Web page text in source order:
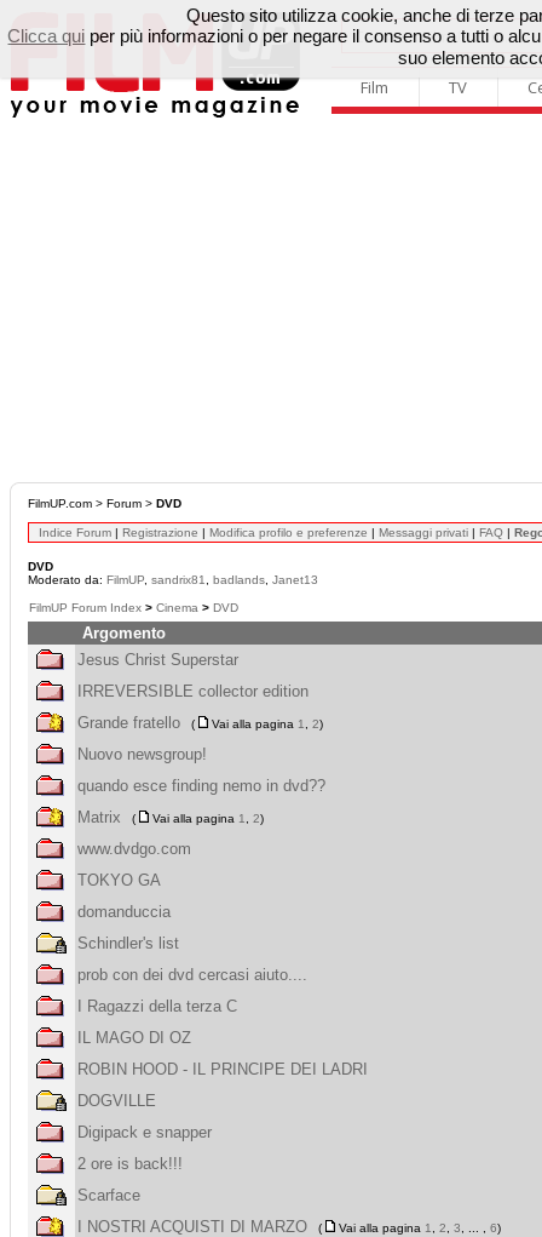
Film TV
FilmUP.com > Forum > DVD
Indice Forum | Registrazione | Modifica profilo e preferenze | Messaggi privati | FAQ |
DVD
Moderato da: FilmUP sandrix81 badlands Janet13
FilmUP Forum Index > Cinema > DVD
Argomento
Jesus Christ Superstar
IRREVERSIBLE collector edition
Grande fratello
( Vai alla pagina 1 2)
Nuovo newsgroup!
quando esce finding nemo in dvd??
Matrix
( Vai alla pagina 1 2)
www.dvdgo.com
TOKYO GA
domanduccia
Schindler's list
prob con dei dvd cercasi aiuto....
I Ragazzi della terza C
IL MAGO DI OZ
ROBIN HOOD - IL PRINCIPE DEI LADRI
DOGVILLE
Digipack e snapper
2 ore is back!!!
Scarface
I NOSTRI ACQUISTI DI MARZO
( Vai alla pagina 1 2 3 6)
Questo sito utilizza cookie, anche di terze
Clicca qui per più informazioni o per negare il consenso a tutti o
suo elemento